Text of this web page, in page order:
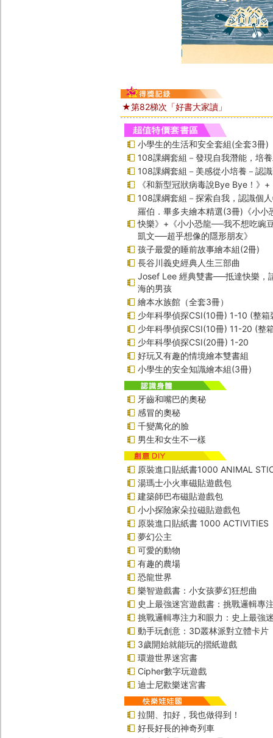
★第82梯次「好書大家讀」
小學生的生活和安全套組(全套3冊)
108課綱套組－發現自我潛能，培
108課綱套組－美感從小培養－認
《和新型冠狀病毒說Bye Bye！》
108課綱套組－探索自我，認識個
羅伯．畢多夫繪本精選(3冊)《小
快樂》+《小小恐龍──我不想吃豌
凱文──超乎想像的隱形朋友》
孩子最愛的睡前故事繪本組(2冊)
長谷川義史經典人生三部曲
Josef Lee 經典雙書──抵達快樂，
海的男孩
繪本水族館（全套3冊）
少年科學偵探CSI(10冊) 1-10 (整箱
少年科學偵探CSI(10冊) 11-20 (整
少年科學偵探CSI(20冊) 1-20
好玩又有趣的情境繪本雙書組
小學生的安全知識繪本組(3冊)
牙齒和嘴巴的奧秘
感冒的奧秘
千變萬化的臉
男生和女生不一樣
原裝進口貼紙書1000 ANIMAL
湯瑪士小火車磁貼遊戲包
建築師巴布磁貼遊戲包
小小探險家朵拉磁貼遊戲包
原裝進口貼紙書 1000 ACTIVITIES
夢幻公主
可愛的動物
有趣的農場
恐龍世界
樂智遊戲書：小女孩夢幻狂想曲
史上最強迷宮遊戲書：挑戰邏輯專
挑戰邏輯專注力和眼力：史上最強
動手玩創意：3D叢林派對立體卡片
3歲開始就能玩的摺紙遊戲
環遊世界迷宮書
Cipher數字玩遊戲
迪士尼歡樂迷宮書
拉開、扣好，我也做得到！
好長好長的神奇列車